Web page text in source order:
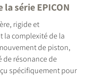
série EPICON
rigide et
la complexité de la
de piston,
résonance de
spécifiquement pour